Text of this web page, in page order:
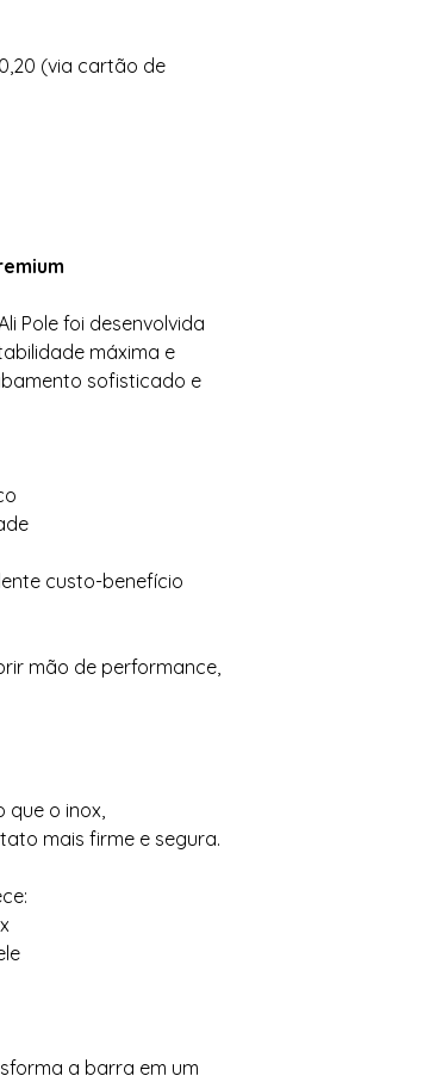
(via cartão de
Pole foi desenvolvida
máxima e
sofisticado e
custo-benefício
mão de performance,
o inox,
mais firme e segura.
a barra em um